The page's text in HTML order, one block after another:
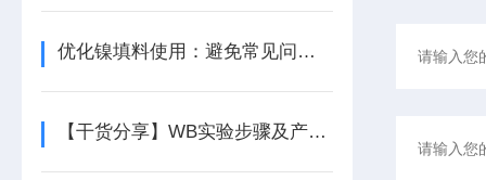
优化镍填料使用：避免常见问题提升生产质量
【干货分享】WB实验步骤及产品的选择